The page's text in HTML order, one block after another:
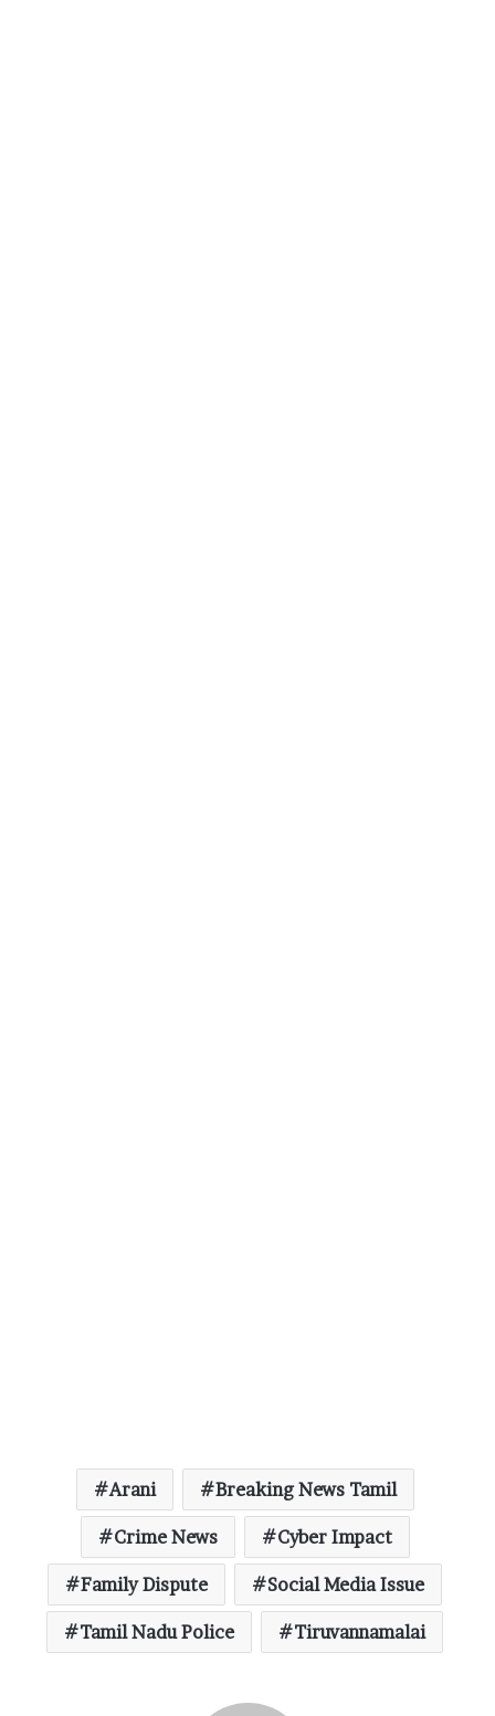
Arani Breaking News Tamil
Crime News Cyber Impact
Family Dispute Social Media Issue
Tamil Nadu Police Tiruvannamalai